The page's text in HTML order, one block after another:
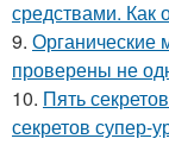
средствами. Как
9. Органические
проверены не
10. Пять
секретов супер-